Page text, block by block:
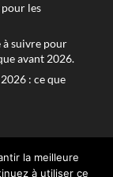
les
à suivre pour
avant 2026.
: ce que
la meilleure
à utiliser ce